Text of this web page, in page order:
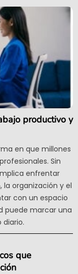
productivo y
en que millones
Sin
enfrentar
organización y el
con un espacio
puede marcar una
que